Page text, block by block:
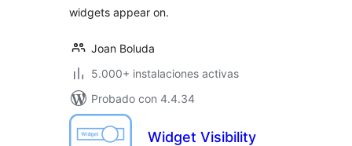
widgets appear on.
Joan Boluda
5.000+ instalaciones activas
Probado con 4.4.34
Widget Visibility